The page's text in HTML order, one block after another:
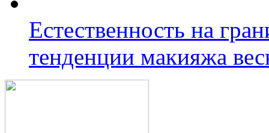
Естественность на
тенденции макияжа